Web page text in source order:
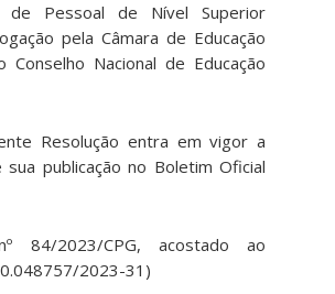
de Pessoal de Nível Superior
pela Câmara de Educação
Conselho Nacional de Educação
Resolução entra em vigor a
publicação no Boletim Oficial
84/2023/CPG, acostado ao
2023-31)